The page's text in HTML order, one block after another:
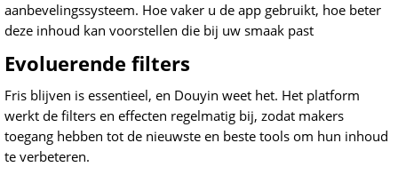
aanbevelingssysteem. Hoe vaker u de app gebruikt, hoe beter
deze inhoud kan voorstellen die bij uw smaak past
Evoluerende filters
Fris blijven is essentieel, en Douyin weet het. Het platform
werkt de filters en effecten regelmatig bij, zodat makers
toegang hebben tot de nieuwste en beste tools om hun inhoud
te verbeteren.